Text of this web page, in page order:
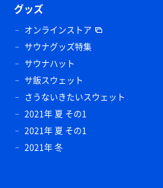
グッズ
オンラインストア
サウナグッズ特集
サウナハット
サ飯スウェット
さうないきたいスウェット
2021年 夏 その1
2021年 夏 その1
2021年 冬